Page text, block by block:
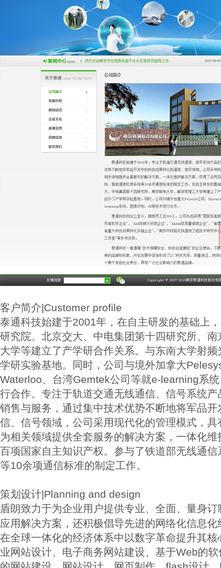
客户简介|Customer profile
泰通科技始建于2001年，在自主研发的基础上
研究院、北京交大、中电集团第十四研究所、
大学等建立了产学研合作关系。与东南大学射
学研实验基地。同时，公司与境外加拿大
Waterloo、台湾Gemtek公司等就e-learning系
行合作。专注于轨道交通无线通信、信号系统
销售与服务，通过集中技术优势不断地将军品
信、信号领域，公司采用现代化的管理模式，
为相关领域提供全套服务的解决方案，一体化
百项国家自主知识产权。参与了铁道部无线通
等10余项通信标准的制定工作。
策划设计|Planning and design
盾朗致力于为企业用户提供专业、全面、量身订
应用解决方案，还积极倡导先进的网络化信息
在全球一体化的经济体系中以数字革命提升其
业网站设计、电子商务网站建设、基于Web的